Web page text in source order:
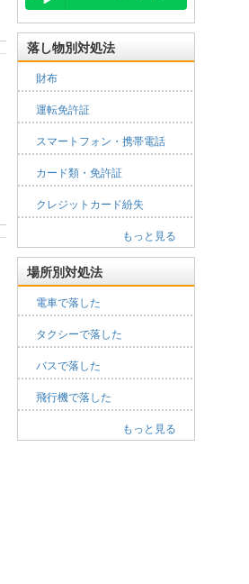
落し物別対処法
財布
運転免許証
スマートフォン・携帯電話
カード類・免許証
クレジットカード紛失
もっと見る
場所別対処法
電車で落した
タクシーで落した
バスで落した
飛行機で落した
もっと見る